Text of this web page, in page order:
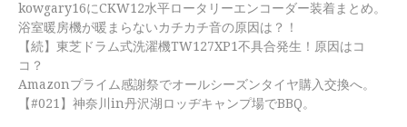
kowgary16にCKW12水平ロータリーエンコーダー装着まとめ。
浴室暖房機が暖まらないカチカチ音の原因は？！
【続】東芝ドラム式洗濯機TW127XP1不具合発生！原因はコ
コ？
Amazonプライム感謝祭でオールシーズンタイヤ購入交換へ。
【#021】神奈川in丹沢湖ロッヂキャンプ場でBBQ。